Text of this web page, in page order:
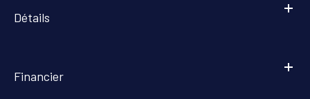
Détails
Financier